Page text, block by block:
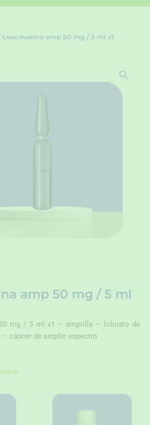
Leucovorina amp 50 mg / 5 ml x1
amp 50 mg / 5 ml
mg / 5 ml x1 – ampolla – folinato de
cáncer de amplio espectro